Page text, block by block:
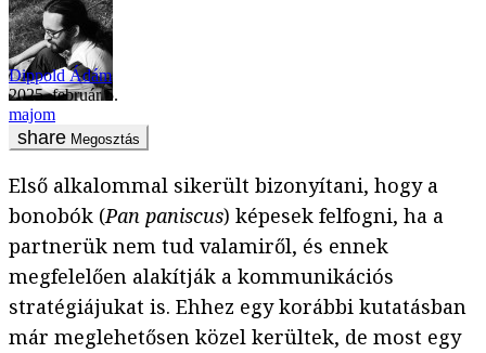
Dippold Ádám
2025. február 5.
majom
Megosztás
Első alkalommal sikerült bizonyítani, hogy a
bonobók (Pan paniscus) képesek felfogni, ha a
partnerük nem tud valamiről, és ennek
megfelelően alakítják a kommunikációs
stratégiájukat is. Ehhez egy korábbi kutatásban
már meglehetősen közel kerültek, de most egy